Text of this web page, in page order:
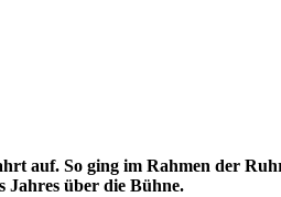
auf. So ging im Rahmen der
Jahres über die Bühne.